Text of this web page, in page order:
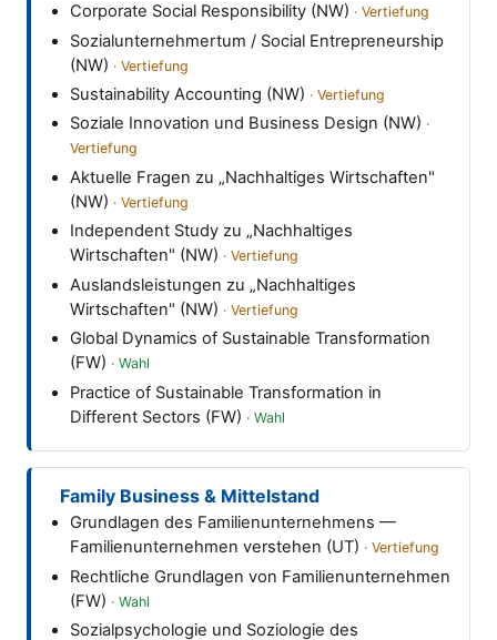
Corporate Social Responsibility (NW)
Sozialunternehmertum / Social Entrepreneurship
(NW)
Sustainability Accounting (NW)
Soziale Innovation und Business Design (NW)
Aktuelle Fragen zu „Nachhaltiges Wirtschaften"
(NW)
Independent Study zu „Nachhaltiges
Wirtschaften" (NW)
Auslandsleistungen zu „Nachhaltiges
Wirtschaften" (NW)
Global Dynamics of Sustainable Transformation
(FW)
Practice of Sustainable Transformation in
Different Sectors (FW)
Family Business & Mittelstand
Grundlagen des Familienunternehmens —
Familienunternehmen verstehen (UT)
Rechtliche Grundlagen von Familienunternehmen
(FW)
Sozialpsychologie und Soziologie des